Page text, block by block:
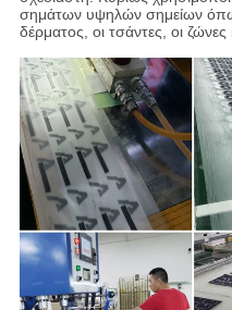
σημάτων υψηλών σημείων
δέρματος, οι τσάντες, οι ζώνες